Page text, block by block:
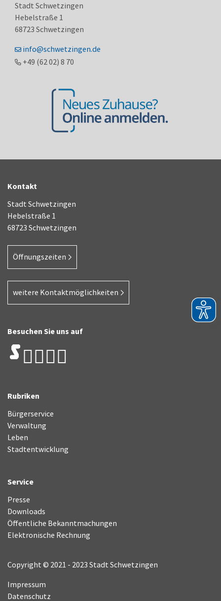
Stadt Schwetzingen
Hebelstraße 1
68723 Schwetzingen
info@schwetzingen.de
+49 (6202) 8 70
Kontakt
Stadt Schwetzingen
Hebelstraße 1
68723 Schwetzingen
Öffnungszeiten
weitere Kontaktmöglichkeiten
Besuchen Sie uns auf
Rubriken
Bürgerservice
Verwaltung
Leben
Stadtentwicklung
Service
Presse
Downloads
Öffentliche Bekanntmachungen
Elektronische Rechnung
Copyright © 2021 - 2023 Stadt Schwetzingen
Impressum
Datenschutz